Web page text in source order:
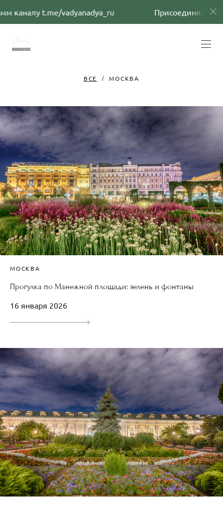
t.me/vadyanadya_ru Присоединяйтесь к
ВСЕ МОСКВА
МОСКВА
Прогулка по Манежной площади: зелень и фонтаны
16 января 2026